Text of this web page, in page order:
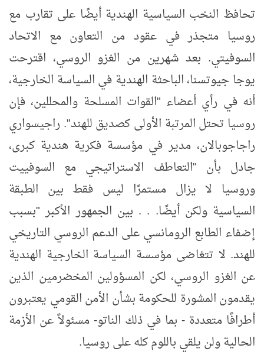
تحافظ النخب السياسية الهندية أيضًا على تقارب مع
روسيا متجذر في عقود من التعاون مع الاتحاد
السوفيتي. بعد شهرين من الغزو الروسي، اقترحت
يوجا جيوتسنا، الباحثة الهندية في السياسة الخارجية،
أنه في رأي أعضاء "القوات المسلحة والمحللين، فإن
روسيا تحتل المرتبة الأولى كصديق للهند". راجيسواري
راجاجوبالان، مدير في مؤسسة فكرية هندية كبرى،
جادل بأن "التعاطف الاستراتيجي مع السوفييت
وروسيا لا يزال مستمرًا ليس فقط بين الطبقة
السياسية ولكن أيضًا. . . بين الجمهور الأكبر "بسبب
إضفاء الطابع الرومانسي على الدعم الروسي التاريخي
للهند. لا تتغاضى مؤسسة السياسة الخارجية الهندية
عن الغزو الروسي، لكن المسؤولين المخضرمين الذين
يقدمون المشورة للحكومة بشأن الأمن القومي يعتبرون
أطرافًا متعددة - بما في ذلك الناتو- مسئولاً عن الأزمة
الحالية ولن يلقي باللوم كله على روسيا.